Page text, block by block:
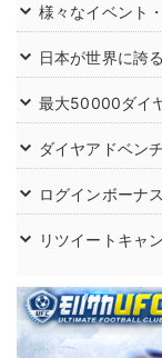
様々なイベント
日本が世界に誇
最大50000ダイ
ダイヤアドベン
ログインボーナ
リツイートキャ